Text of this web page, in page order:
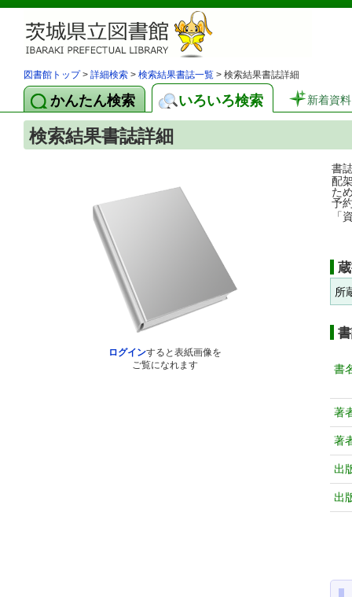
図書館トップ> 詳細検索 > 検索結果書誌一覧 > 検索結果書誌詳細
かんたん検索 いろいろ検索 新着資料
検索結果書誌詳細
ログインすると表紙画像を
ご覧になれます
書
配
た
予
「
所
書
著
著
出
出